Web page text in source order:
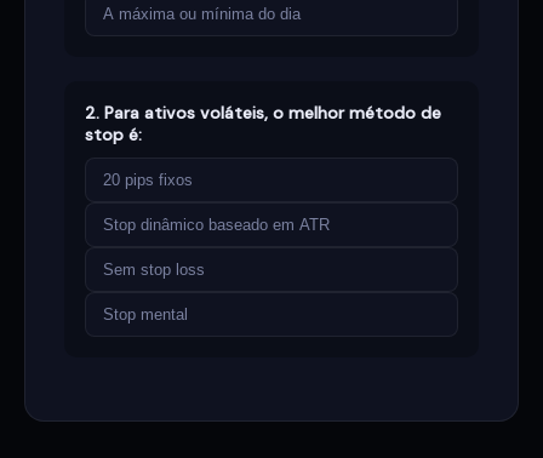
A máxima ou mínima do dia
2. Para ativos voláteis, o melhor método de
stop é:
20 pips fixos
Stop dinâmico baseado em ATR
Sem stop loss
Stop mental